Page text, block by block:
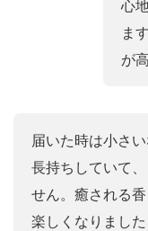
心
ま
が
届いた時は小さ
長持ちしていて
せん。癒される
楽しくなりました